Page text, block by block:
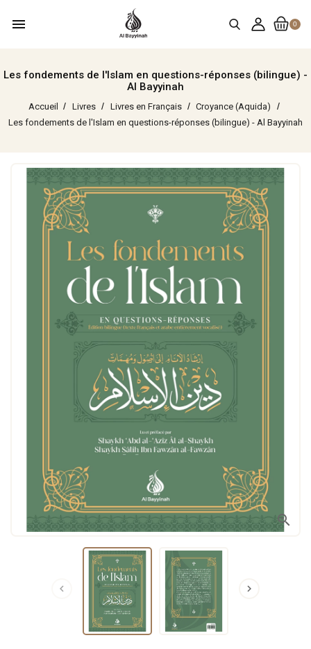
0
menu
Les fondements de l'Islam en questions-réponses (bilingue) -
Al Bayyinah
Accueil Livres Livres en Français
Croyance (Aquida)
Les fondements de l'Islam en questions-réponses (bilingue) - Al Bayyinah

 